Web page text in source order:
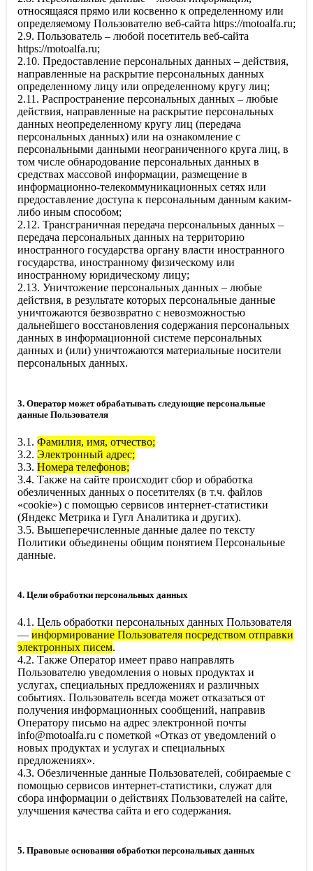
относящаяся прямо или косвенно к определенному или
определяемому Пользователю веб-сайта https://motoalfa.ru;
2.9. Пользователь – любой посетитель веб-сайта
https://motoalfa.ru;
2.10. Предоставление персональных данных – действия,
направленные на раскрытие персональных данных
определенному лицу или определенному кругу лиц;
2.11. Распространение персональных данных – любые
действия, направленные на раскрытие персональных
данных неопределенному кругу лиц (передача
персональных данных) или на ознакомление с
персональными данными неограниченного круга лиц, в
том числе обнародование персональных данных в
средствах массовой информации, размещение в
информационно-телекоммуникационных сетях или
предоставление доступа к персональным данным каким-
либо иным способом;
2.12. Трансграничная передача персональных данных –
передача персональных данных на территорию
иностранного государства органу власти иностранного
государства, иностранному физическому или
иностранному юридическому лицу;
2.13. Уничтожение персональных данных – любые
действия, в результате которых персональные данные
уничтожаются безвозвратно с невозможностью
дальнейшего восстановления содержания персональных
данных в информационной системе персональных
данных и (или) уничтожаются материальные носители
персональных данных.
3. Оператор может обрабатывать следующие персональные
данные Пользователя
3.1. Фамилия, имя, отчество;
3.2. Электронный адрес;
3.3. Номера телефонов;
3.4. Также на сайте происходит сбор и обработка
обезличенных данных о посетителях (в т.ч. файлов
«cookie») с помощью сервисов интернет-статистики
(Яндекс Метрика и Гугл Аналитика и других).
3.5. Вышеперечисленные данные далее по тексту
Политики объединены общим понятием Персональные
данные.
4. Цели обработки персональных данных
4.1. Цель обработки персональных данных Пользователя
— информирование Пользователя посредством отправки
электронных писем.
4.2. Также Оператор имеет право направлять
Пользователю уведомления о новых продуктах и
услугах, специальных предложениях и различных
событиях. Пользователь всегда может отказаться от
получения информационных сообщений, направив
Оператору письмо на адрес электронной почты
info@motoalfa.ru с пометкой «Отказ от уведомлений о
новых продуктах и услугах и специальных
предложениях».
4.3. Обезличенные данные Пользователей, собираемые с
помощью сервисов интернет-статистики, служат для
сбора информации о действиях Пользователей на сайте,
улучшения качества сайта и его содержания.
5. Правовые основания обработки персональных данных